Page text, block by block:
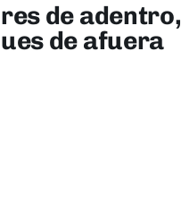
de adentro,
de afuera